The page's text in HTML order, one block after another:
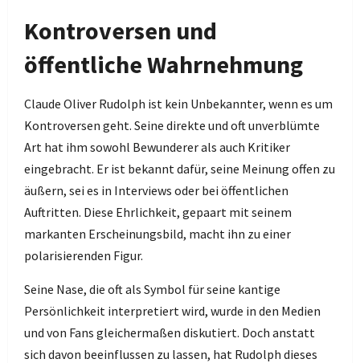
Kontroversen und
öffentliche Wahrnehmung
Claude Oliver Rudolph ist kein Unbekannter, wenn es um
Kontroversen geht. Seine direkte und oft unverblümte
Art hat ihm sowohl Bewunderer als auch Kritiker
eingebracht. Er ist bekannt dafür, seine Meinung offen zu
äußern, sei es in Interviews oder bei öffentlichen
Auftritten. Diese Ehrlichkeit, gepaart mit seinem
markanten Erscheinungsbild, macht ihn zu einer
polarisierenden Figur.
Seine Nase, die oft als Symbol für seine kantige
Persönlichkeit interpretiert wird, wurde in den Medien
und von Fans gleichermaßen diskutiert. Doch anstatt
sich davon beeinflussen zu lassen, hat Rudolph dieses